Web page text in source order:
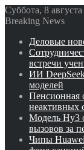
Суббота, 8
Breaking News
Деловые
встречи
ИИ
моделей
Пенсионная
неактивных
Модель Hy3
вызовов за
Чипы